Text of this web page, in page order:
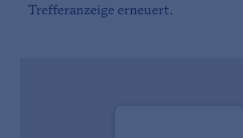
Trefferanzeige erneuert.